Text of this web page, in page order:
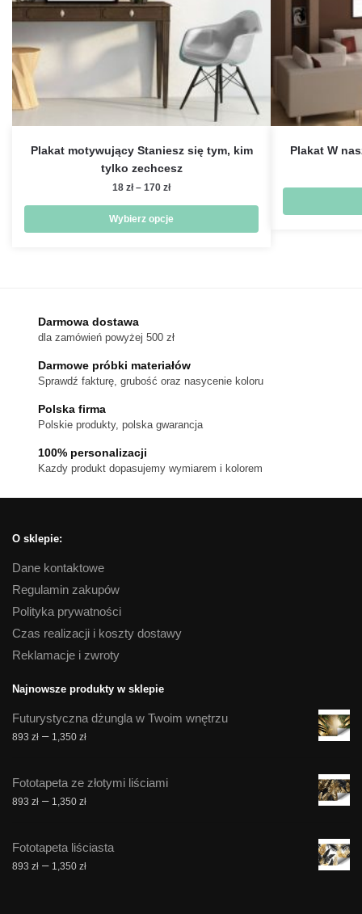
Plakat motywujący Staniesz się tym, kim
tylko zechcesz
18 zł – 170 złZakres
od
18 zł
Wybierz opcje
Opcje
można
wybrać
stronie
Plakat W
Darmowa dostawa
dla zamówień powyżej 500 zł
Darmowe próbki materiałów
Sprawdź fakturę, grubość oraz nasycenie koloru
Polska firma
Polskie produkty, polska gwarancja
100% personalizacji
Kazdy produkt dopasujemy wymiarem i kolorem
O sklepie:
Dane kontaktowe
Regulamin zakupów
Polityka prywatności
Czas realizacji i koszty dostawy
Reklamacje i zwroty
Najnowsze produkty w sklepie
Futurystyczna dżungla w Twoim wnętrzu
893 zł – 1,350 złZakres
893 zł
do
Fototapeta ze złotymi liściami
893 zł – 1,350 złZakres
893 zł
do
Fototapeta liściasta
893 zł – 1,350 złZakres